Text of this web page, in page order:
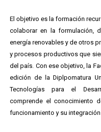
El objetivo es la formación
colaborar en la formulación,
energía renovables y de otros
y procesos productivos que
del país. Con ese objetivo, la
edición de la Diplpomatura
Tecnologías para el
comprende el conocimiento
funcionamiento y su